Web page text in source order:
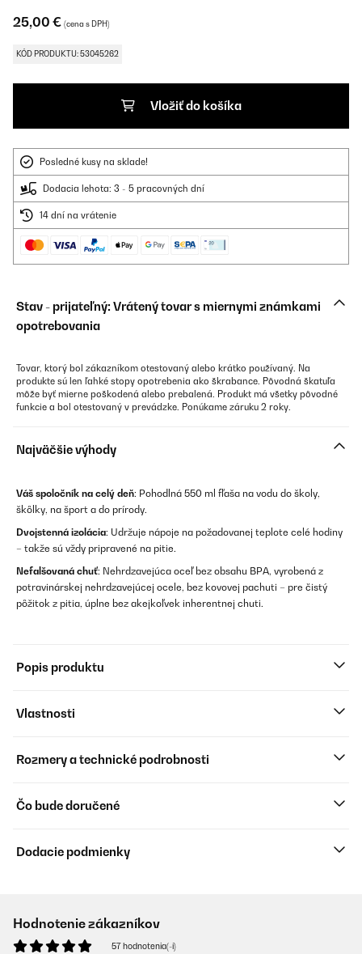
25,00 € (cena s DPH)
KÓD PRODUKTU: 53045262
Vložiť do košíka
Posledné kusy na sklade!
Dodacia lehota: 3 - 5 pracovných dní
14 dní na vrátenie
Stav - prijateľný: Vrátený tovar s miernymi známkami
opotrebovania
Tovar, ktorý bol zákazníkom otestovaný alebo krátko používaný. Na
produkte sú len ľahké stopy opotrebenia ako škrabance. Pôvodná škatuľa
môže byť mierne poškodená alebo prebalená. Produkt má všetky pôvodné
funkcie a bol otestovaný v prevádzke. Ponúkame záruku 2 roky.
Najväčšie výhody
Váš spoločník na celý deň: Pohodlná 550 ml fľaša na vodu do školy,
škôlky, na šport a do prírody.
Dvojstenná izolácia: Udržuje nápoje na požadovanej teplote celé hodiny
– takže sú vždy pripravené na pitie.
Nefalšovaná chuť: Nehrdzavejúca oceľ bez obsahu BPA, vyrobená z
potravinárskej nehrdzavejúcej ocele, bez kovovej pachuti – pre čistý
pôžitok z pitia, úplne bez akejkoľvek inherentnej chuti.
Popis produktu
Vlastnosti
Rozmery a technické podrobnosti
Čo bude doručené
Dodacie podmienky
Hodnotenie zákazníkov
57 hodnotenia(-í)